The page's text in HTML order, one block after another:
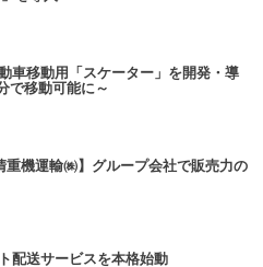
車移動用「スケーター」を開発・導
で移動可能に～
重機運輸㈱】グループ会社で販売力の
配送サービスを本格始動